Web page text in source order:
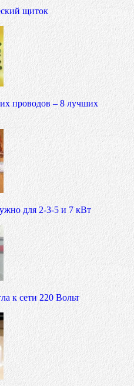
щиток
проводов – 8 лучших
для 2-3-5 и 7 кВт
к сети 220 Вольт